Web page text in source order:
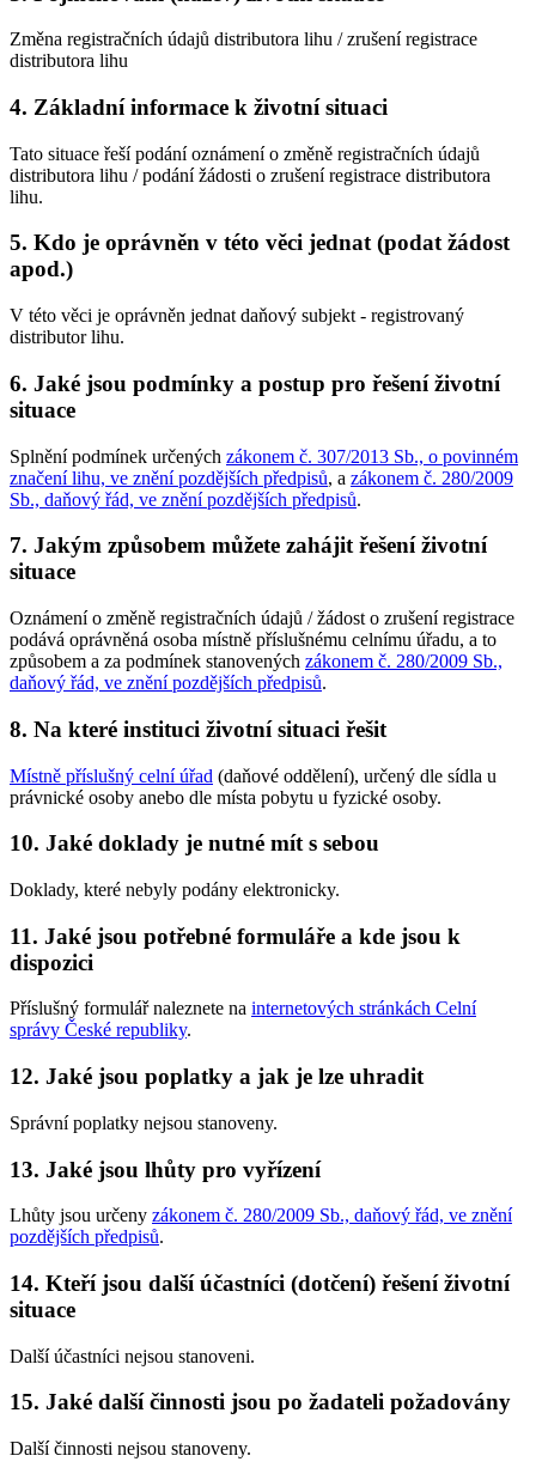
Změna registračních údajů distributora lihu / zrušení registrace
distributora lihu
4. Základní informace k životní situaci
Tato situace řeší podání oznámení o změně registračních údajů
distributora lihu / podání žádosti o zrušení registrace distributora
lihu.
5. Kdo je oprávněn v této věci jednat (podat žádost
apod.)
V této věci je oprávněn jednat daňový subjekt - registrovaný
distributor lihu.
6. Jaké jsou podmínky a postup pro řešení životní
situace
Splnění podmínek určených zákonem č. 307/2013 Sb., o povinném
značení lihu, ve znění pozdějších předpisů, a zákonem č. 280/2009
Sb., daňový řád, ve znění pozdějších předpisů.
7. Jakým způsobem můžete zahájit řešení životní
situace
Oznámení o změně registračních údajů / žádost o zrušení registrace
podává oprávněná osoba místně příslušnému celnímu úřadu, a to
způsobem a za podmínek stanovených zákonem č. 280/2009 Sb.,
daňový řád, ve znění pozdějších předpisů.
8. Na které instituci životní situaci řešit
Místně příslušný celní úřad (daňové oddělení), určený dle sídla u
právnické osoby anebo dle místa pobytu u fyzické osoby.
10. Jaké doklady je nutné mít s sebou
Doklady, které nebyly podány elektronicky.
11. Jaké jsou potřebné formuláře a kde jsou k
dispozici
Příslušný formulář naleznete na internetových stránkách Celní
správy České republiky.
12. Jaké jsou poplatky a jak je lze uhradit
Správní poplatky nejsou stanoveny.
13. Jaké jsou lhůty pro vyřízení
Lhůty jsou určeny zákonem č. 280/2009 Sb., daňový řád, ve znění
pozdějších předpisů.
14. Kteří jsou další účastníci (dotčení) řešení životní
situace
Další účastníci nejsou stanoveni.
15. Jaké další činnosti jsou po žadateli požadovány
Další činnosti nejsou stanoveny.